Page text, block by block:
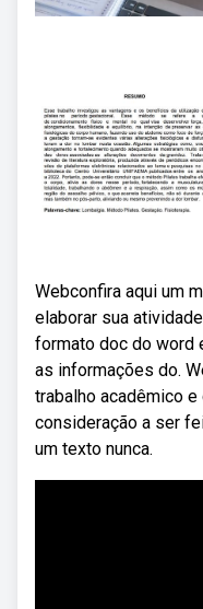
Webconfira aqui um
elaborar sua
formato doc do word
as informações do.
trabalho acadêmico
consideração a ser
um texto nunca.